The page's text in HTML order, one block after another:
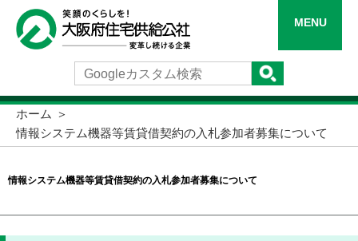
MENU
ホーム
情報システム機器等賃貸借契約の入札参加者募集について
情報システム機器等賃貸借契約の入札参加者募集について